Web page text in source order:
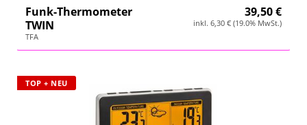
Funk-Thermometer
TWIN
TFA
39,50 €
inkl. 6,30 € (19.0% MwSt.)
TOP + NEU